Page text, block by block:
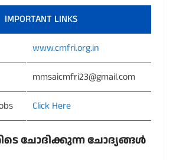
IMPORTANT LINKS
www.cmfri.org.in
mmsaicmfri23@gmail.com
Click Here
ചോദിക്കുന്ന ചോദ്യങ്ങൾ